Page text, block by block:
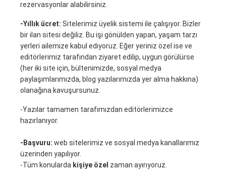
rezervasyonlar alabilirsiniz.
-Yıllık ücret: Sitelerimiz üyelik sistemi ile çalışıyor. Bizler
bir ilan sitesi değiliz. Bu işi gönülden yapan, yaşam tarzı
yerleri ailemize kabul ediyoruz. Eğer yeriniz özel ise ve
editörlerimiz tarafından ziyaret edilip, uygun görülürse
(her iki site için, bültenimizde, sosyal medya
paylaşımlarımızda, blog yazılarımızda yer alma hakkına)
olanağına kavuşursunuz.
-Yazılar tamamen tarafımızdan editörlerimizce
hazırlanıyor.
-Başvuru: web sitelerimiz ve sosyal medya kanallarımız
üzerinden yapılıyor.
-Tüm konularda kişiye özel zaman ayırıyoruz.